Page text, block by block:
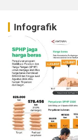
Infografik